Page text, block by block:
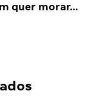
quer morar…